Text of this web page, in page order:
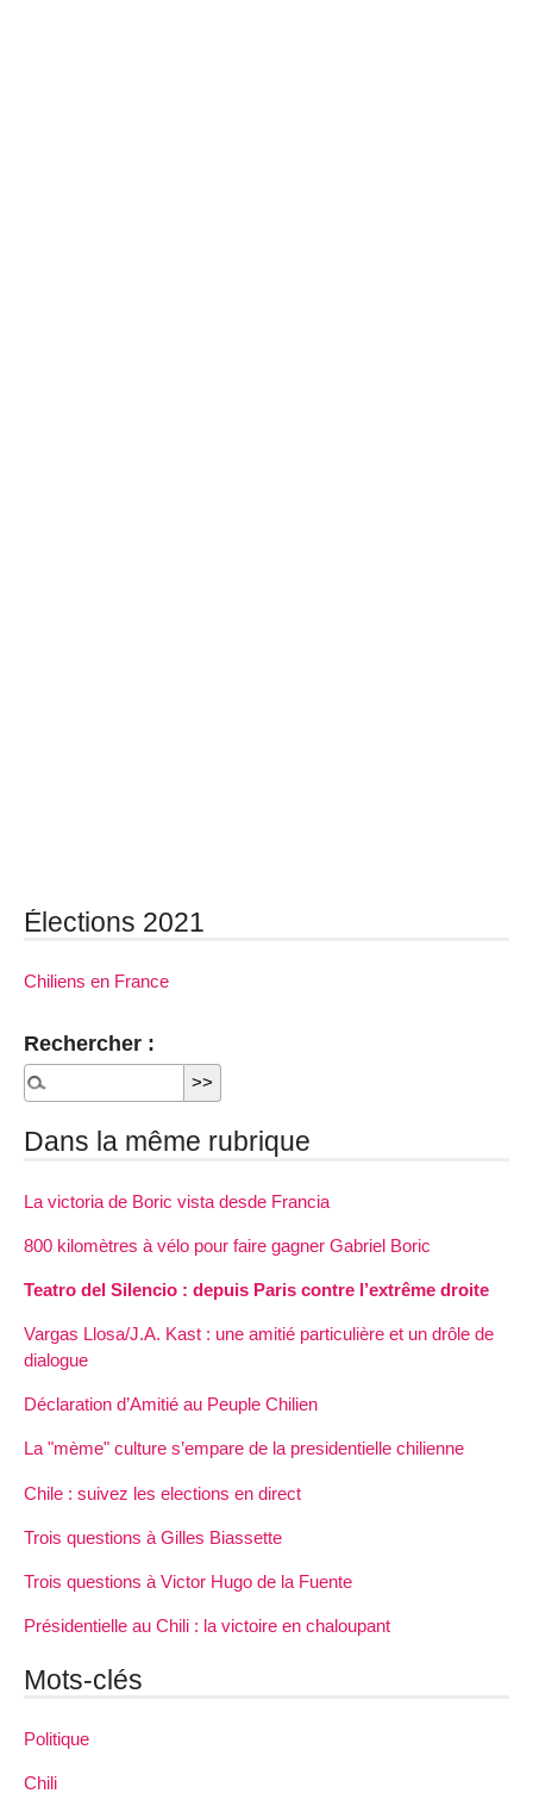
Élections 2021
Chiliens en France
Rechercher :
Dans la même rubrique
La victoria de Boric vista desde Francia
800 kilomètres à vélo pour faire gagner Gabriel Boric
Teatro del Silencio : depuis Paris contre l’extrême droite
Vargas Llosa/J.A. Kast : une amitié particulière et un drôle de
dialogue
Déclaration d’Amitié au Peuple Chilien
La "mème" culture s’empare de la presidentielle chilienne
Chile : suivez les elections en direct
Trois questions à Gilles Biassette
Trois questions à Victor Hugo de la Fuente
Présidentielle au Chili : la victoire en chaloupant
Mots-clés
Politique
Chili